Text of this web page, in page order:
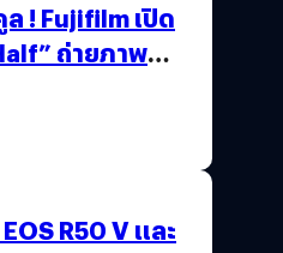
! Fujifilm เปิด
ถ่ายภาพ
R50 V และ